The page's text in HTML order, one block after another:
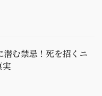
潜む禁忌！死を招くニ
実